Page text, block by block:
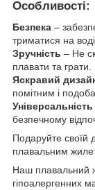
Особливості:
Безпека –
триматися на
Зручність – Не
плавати та грати.
Яскравий
помітним і
Універсальність
безпечному
Подаруйте своїй
плавальним
Наш плавальний
гіпоалергенних